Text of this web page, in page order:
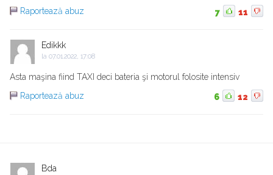
Raportează abuz
7 11
Edikkk
la 07.01.2022, 17:08
Asta maşina fiind TAXI deci bateria şi motorul folosite intensiv
Raportează abuz
6 12
Bda